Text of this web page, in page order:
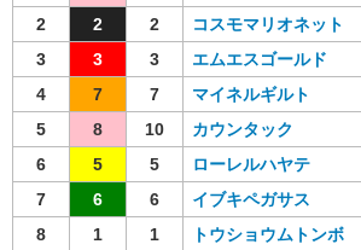
2
2 2 コスモマリオネット
3
3 3 エムエスゴールド
4
7 7 マイネルギルト
5
8 10 カウンタック
6
5 5 ローレルハヤテ
7
6 6 イブキペガサス
8
1 1 トウショウムトンボ